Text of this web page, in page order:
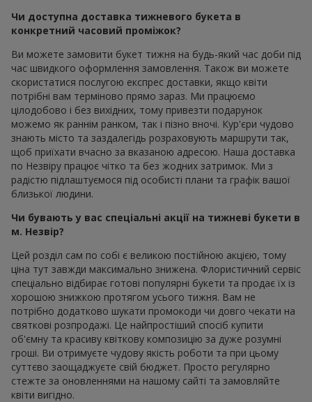
Чи доступна доставка тижневого букета в
конкретний часовий проміжок?
Ви можете замовити букет тижня на будь-який час доби під
час швидкого оформлення замовлення. Також ви можете
скористатися послугою експрес доставки, якщо квіти
потрібні вам терміново прямо зараз. Ми працюємо
цілодобово і без вихідних, тому привезти подарунок
можемо як раннім ранком, так і пізно вночі. Кур'єри чудово
знають місто та заздалегідь розраховують маршрути так,
щоб приїхати вчасно за вказаною адресою. Наша доставка
по Незвіру працює чітко та без жодних затримок. Ми з
радістю підлаштуємося під особисті плани та графік вашої
близької людини.
Чи бувають у вас спеціальні акції на тижневі букети в
м. Незвір?
Цей розділ сам по собі є великою постійною акцією, тому
ціна тут завжди максимально знижена. Флористичний сервіс
спеціально відбирає готові популярні букети та продає їх із
хорошою знижкою протягом усього тижня. Вам не
потрібно додатково шукати промокоди чи довго чекати на
святкові розпродажі. Це найпростіший спосіб купити
об'ємну та красиву квіткову композицію за дуже розумні
гроші. Ви отримуєте чудову якість роботи та при цьому
суттєво заощаджуєте свій бюджет. Просто регулярно
стежте за оновленнями на нашому сайті та замовляйте
квіти вигідно.